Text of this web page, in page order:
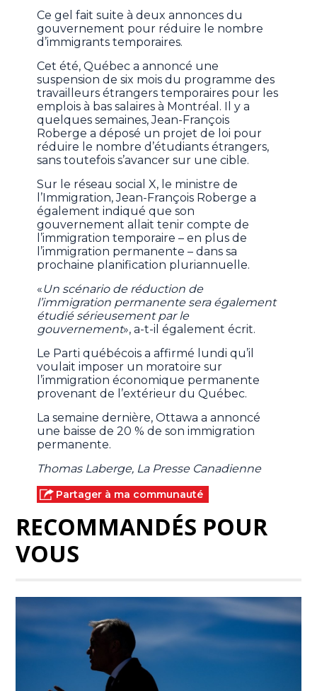
Ce gel fait suite à deux annonces du
gouvernement pour réduire le nombre
d’immigrants temporaires.
Cet été, Québec a annoncé une
suspension de six mois du programme des
travailleurs étrangers temporaires pour les
emplois à bas salaires à Montréal. Il y a
quelques semaines, Jean-François
Roberge a déposé un projet de loi pour
réduire le nombre d’étudiants étrangers,
sans toutefois s’avancer sur une cible.
Sur le réseau social X, le ministre de
l’Immigration, Jean-François Roberge a
également indiqué que son
gouvernement allait tenir compte de
l’immigration temporaire – en plus de
l’immigration permanente – dans sa
prochaine planification pluriannuelle.
«Un scénario de réduction de
l’immigration permanente sera également
étudié sérieusement par le
gouvernement», a-t-il également écrit.
Le Parti québécois a affirmé lundi qu’il
voulait imposer un moratoire sur
l’immigration économique permanente
provenant de l’extérieur du Québec.
La semaine dernière, Ottawa a annoncé
une baisse de 20 % de son immigration
permanente.
Thomas Laberge, La Presse Canadienne
Partager à ma communauté
RECOMMANDÉS POUR
VOUS